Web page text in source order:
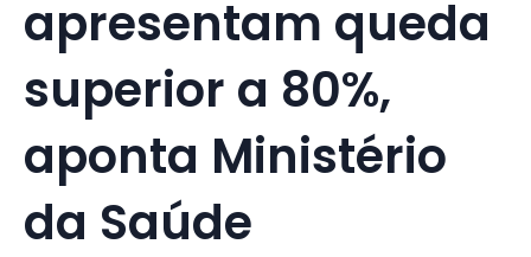
apresentam queda
superior a 80%,
aponta Ministério
da Saúde